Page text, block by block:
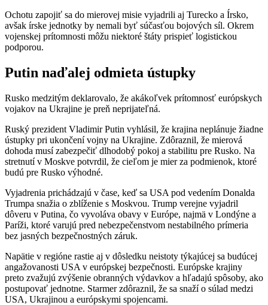
Ochotu zapojiť sa do mierovej misie vyjadrili aj Turecko a Írsko,
avšak írske jednotky by nemali byť súčasťou bojových síl. Okrem
vojenskej prítomnosti môžu niektoré štáty prispieť logistickou
podporou.
Putin naďalej odmieta ústupky
Rusko medzitým deklarovalo, že akákoľvek prítomnosť európskych
vojakov na Ukrajine je preň neprijateľná.
Ruský prezident Vladimir Putin vyhlásil, že krajina neplánuje žiadne
ústupky pri ukončení vojny na Ukrajine. Zdôraznil, že mierová
dohoda musí zabezpečiť dlhodobý pokoj a stabilitu pre Rusko. Na
stretnutí v Moskve potvrdil, že cieľom je mier za podmienok, ktoré
budú pre Rusko výhodné.
Vyjadrenia prichádzajú v čase, keď sa USA pod vedením Donalda
Trumpa snažia o zblíženie s Moskvou. Trump verejne vyjadril
dôveru v Putina, čo vyvoláva obavy v Európe, najmä v Londýne a
Paríži, ktoré varujú pred nebezpečenstvom nestabilného prímeria
bez jasných bezpečnostných záruk.
Napätie v regióne rastie aj v dôsledku neistoty týkajúcej sa budúcej
angažovanosti USA v európskej bezpečnosti. Európske krajiny
preto zvažujú zvýšenie obranných výdavkov a hľadajú spôsoby, ako
postupovať jednotne. Starmer zdôraznil, že sa snaží o súlad medzi
USA, Ukrajinou a európskymi spojencami.